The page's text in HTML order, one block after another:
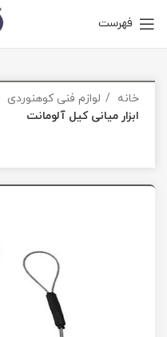
فهرست
خانه لوازم فنی کوهنوردی
ابزار میانی کیل آلومانت